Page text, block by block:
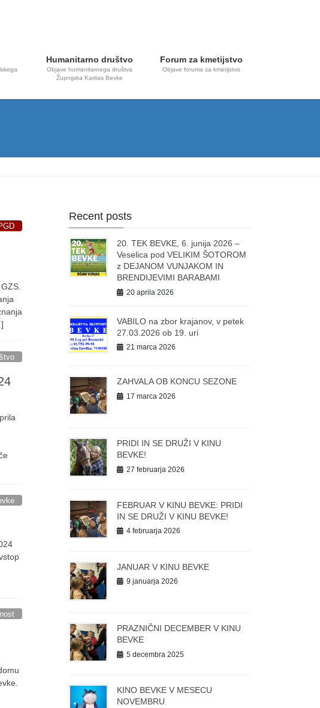
Humanitarno društvo
Objave humanitarnega društva
Župnijska Karitas Bevke
Forum za kmetijstvo
Objave foruma za kmetijstvo
Recent posts
20. TEK BEVKE, 6. junija 2026 –
Veselica pod VELIKIM ŠOTOROM
z DEJANOM VUNJAKOM IN
BRENDIJEVIMI BARABAMI
20 aprila 2026
VABILO na zbor krajanov, v petek
27.03.2026 ob 19. uri
21 marca 2026
ZAHVALA OB KONCU SEZONE
17 marca 2026
PRIDI IN SE DRUŽI V KINU
BEVKE!
27 februarja 2026
FEBRUAR V KINU BEVKE: PRIDI
IN SE DRUŽI V KINU BEVKE!
4 februarja 2026
JANUAR V KINU BEVKE
9 januarja 2026
PRAZNIČNI DECEMBER V KINU
BEVKE
5 decembra 2025
KINO BEVKE V MESECU
NOVEMBRU